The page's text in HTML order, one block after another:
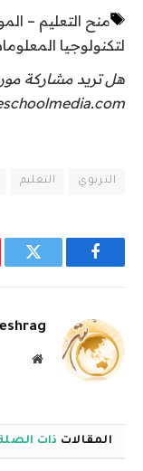
العلامات
منح التعليم –
لتكنولوجيا
هل تريد مشاركة
التربوي التعليم
فيسبوك تويتر
eshrag
موقع
المقالات ذات